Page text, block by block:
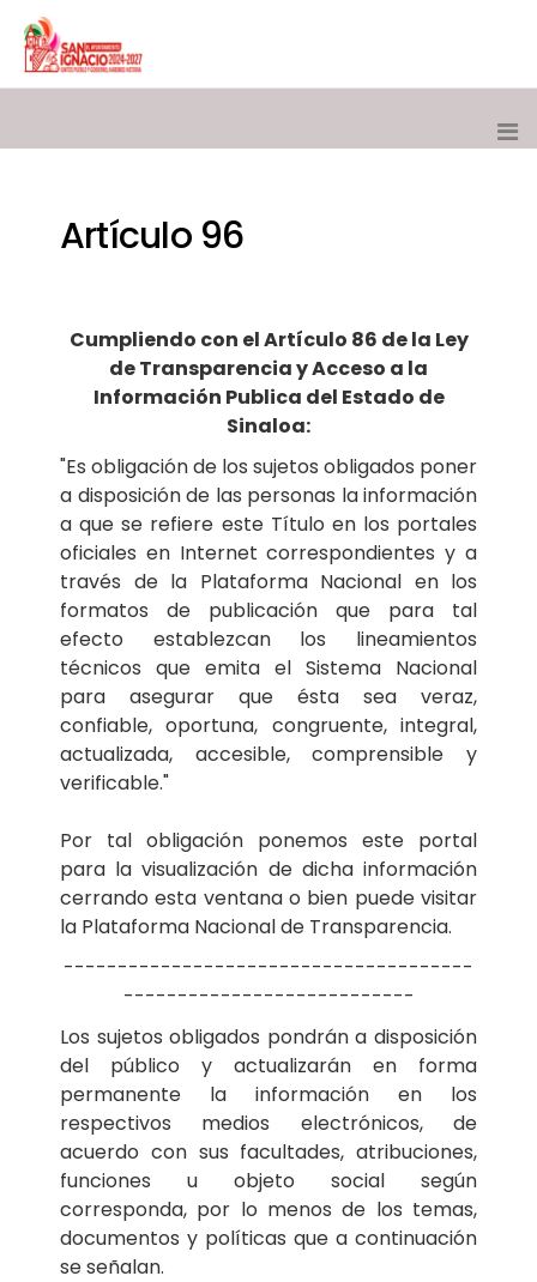
Artículo 96
Cumpliendo con el Artículo 86 de la Ley
de Transparencia y Acceso a la
Información Publica del Estado de
Sinaloa:
"Es obligación de los sujetos obligados poner
a disposición de las personas la información
a que se refiere este Título en los portales
oficiales en Internet correspondientes y a
través de la Plataforma Nacional en los
formatos de publicación que para tal
efecto establezcan los lineamientos
técnicos que emita el Sistema Nacional
para asegurar que ésta sea veraz,
confiable, oportuna, congruente, integral,
actualizada, accesible, comprensible y
verificable."
Por tal obligación ponemos este portal
para la visualización de dicha información
cerrando esta ventana o bien puede visitar
la Plataforma Nacional de Transparencia.
--------------------------------------
---------------------------
Los sujetos obligados pondrán a disposición
del público y actualizarán en forma
permanente la información en los
respectivos medios electrónicos, de
acuerdo con sus facultades, atribuciones,
funciones u objeto social según
corresponda, por lo menos de los temas,
documentos y políticas que a continuación
se señalan.